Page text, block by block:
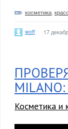
косметика
woff 17
Косметика и